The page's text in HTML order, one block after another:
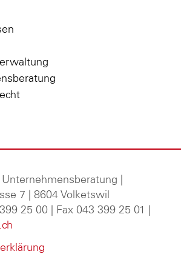
Unternehmensberatung
7 | 8604 Volketswil
25 00 | Fax 043 399 25 01 |